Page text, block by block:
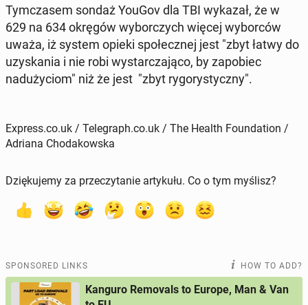
Tym­cza­sem sondaż YouGov dla TBI wykazał, że w
629 na 634 okręgów wybor­czych więcej wybor­ców
uważa, iż system opieki społecznej jest "zbyt łatwy do
uzyska­nia i nie robi wystar­cza­ją­co, by za­po­biec
naduży­ciom" niż że jest "zbyt ry­go­rysty­czny".
Express.co.uk / Telegraph.co.uk / The Health Foundation /
Adriana Chodakowska
Dziękujemy za przeczytanie artykułu. Co o tym myślisz?
SPONSORED LINKS HOW TO ADD?
Kanguro Removals to Europe, Man & Van